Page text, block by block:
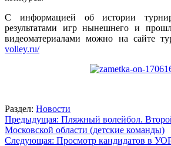
С информацией об истории
результатами игр нынешнего и
видеоматериалами можно на сайте
volley.ru/
Раздел: Новости
Навигация
по
Предыдущая: Пляжный волейбол.
Московской области (детские команды)
Следующая: Просмотр кандидатов в